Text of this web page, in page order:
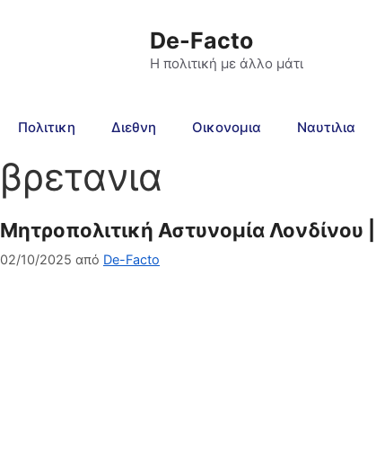
De-Facto
Η πολιτική με άλλο μάτι
Πολιτικη Διεθνη Οικονομια Ναυτιλια
βρετανια
Μητροπολιτική Αστυνομία Λονδίνου
02/10/2025 από De-Facto